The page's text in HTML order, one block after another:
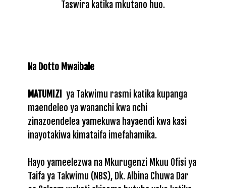
Taswira katika mkutano huo.
Na Dotto Mwaibale
MATUMIZI ya Takwimu rasmi katika kupanga
maendeleo ya wananchi kwa nchi
zinazoendelea yamekuwa hayaendi kwa kasi
inayotakiwa kimataifa imefahamika.
Hayo yameelezwa na Mkurugenzi Mkuu Ofisi ya
Taifa ya Takwimu (NBS), Dk. Albina Chuwa Dar